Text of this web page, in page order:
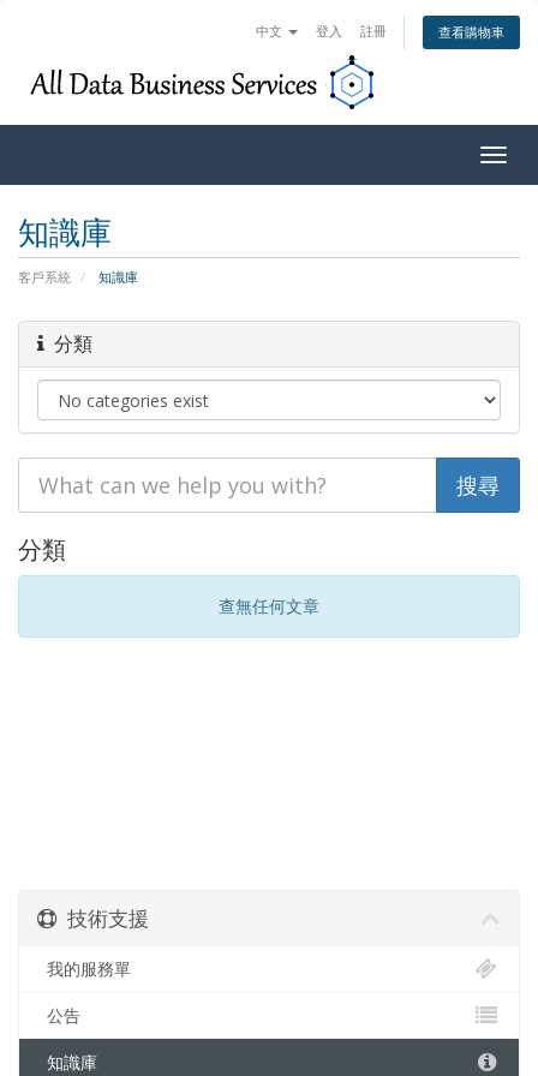
中文 登入 註冊 查看購物車
知識庫
客戶系統 知識庫
分類
分類
查無任何文章
技術支援
我的服務單
公告
知識庫